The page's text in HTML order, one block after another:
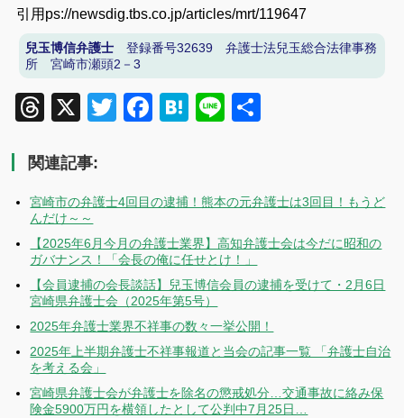
引用ps://newsdig.tbs.co.jp/articles/mrt/119647
兒玉博信弁護士登録番号32639 弁護士法兒玉総合法律事務
所 宮崎市瀬頭2－3
Threads
X TwitterFacebook
Hatena
Line
関連記事:
宮崎市の弁護士4回目の逮捕！熊本の元弁護士は3回目！もうど
んだけ～～
【2025年6月今月の弁護士業界】高知弁護士会は今だに昭和の
ガバナンス！「会長の俺に任せとけ！」
【会員逮捕の会長談話】兒玉博信会員の逮捕を受けて・2月6日
宮崎県弁護士会（2025年第5号）
2025年弁護士業界不祥事の数々一挙公開！
2025年上半期弁護士不祥事報道と当会の記事一覧 「弁護士自治
を考える会」
宮崎県弁護士会が弁護士を除名の懲戒処分…交通事故に絡み保
険金5900万円を横領したとして公判中7月25日…